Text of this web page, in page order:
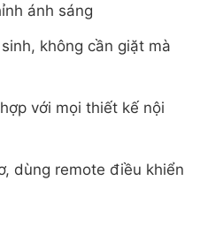
ánh sáng
không cần giặt mà
với mọi thiết kế nội
dùng remote điều khiển